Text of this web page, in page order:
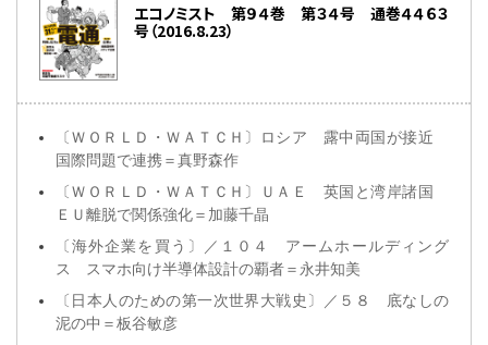
エコノミスト 第９４巻 第３４号 通巻４４６３
号（2016.8.23）
〔ＷＯＲＬＤ・ＷＡＴＣＨ〕ロシア 露中両国が接近
国際問題で連携＝真野森作
〔ＷＯＲＬＤ・ＷＡＴＣＨ〕ＵＡＥ 英国と湾岸諸国
ＥＵ離脱で関係強化＝加藤千晶
〔海外企業を買う〕／１０４ アームホールディング
ス スマホ向け半導体設計の覇者＝永井知美
〔日本人のための第一次世界大戦史〕／５８ 底なしの
泥の中＝板谷敏彦